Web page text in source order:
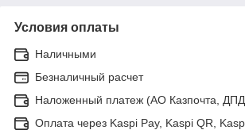
Условия оплаты
Наличными
Безналичный расчет
Наложенный платеж (АО Казпочта, ДПД
Оплата через Kaspi Pay, Kaspi QR,